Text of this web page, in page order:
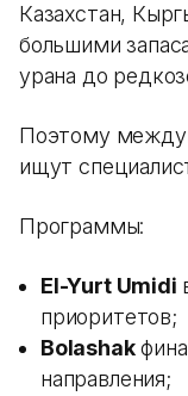
Казахстан,
большими
урана до
Поэтому
ищут
Программы:
El-Yurt Umidi
приоритетов;
Bolashak
направления;